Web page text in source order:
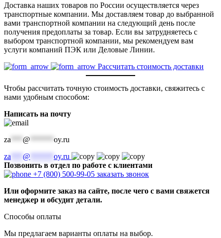
Доставка наших товаров по России осуществляется через
транспортные компании. Мы доставляем товар до выбранной
вами транспортной компании на следующий день после
получения предоплаты за товар. Если вы затрудняетесь с
выбором транспортной компании, мы рекомендуем вам
услуги компаний ПЭК или Деловые Линии.
Рассчитать стоимость доставки
Чтобы рассчитать точную стоимость доставки, свяжитесь с
нами удобным способом:
Написать на почту
za @
oy.ru
za
@
oy.ru
Позвонить в отдел по работе с клиентами
+7 (800) 500-99-05 заказать звонок
Или оформите заказ на сайте, после чего с вами свяжется
менеджер и обсудит детали.
Способы оплаты
Мы предлагаем варианты оплаты на выбор.